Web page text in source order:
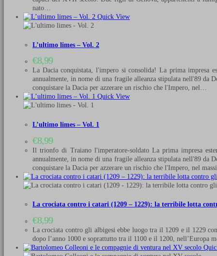
nato…
Quick View
L’ultimo limes – Vol. 2
€8,99
La Dacia conquistata, l'impero si consolida! La prima impresa
annualmente, in nome di una fragile alleanza stipulata nell'89 da
conquistare la Dacia per azzerare un rischio che l'Impero, nel…
Quick View
L’ultimo limes – Vol. 1
€8,99
Il trionfo di Traiano l'imperatore-soldato La prima impresa
annualmente, in nome di una fragile alleanza stipulata nell'89 da
conquistare la Dacia per azzerare un rischio che l'Impero, nel
La crociata contro i catari (1209 – 1229): la terribile lotta
€8,99
La crociata contro gli albigesi ebbe luogo tra il 1209 e il 1229
dopo l’anno 1000 e soprattutto tra il 1100 e il 1200,